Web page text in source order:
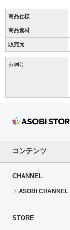
商品仕様
商品素材
販売元
お届け
コンテンツ
CHANNEL
ASOBI CHANNEL
STORE